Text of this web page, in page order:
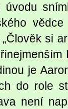
si
je
do role
není